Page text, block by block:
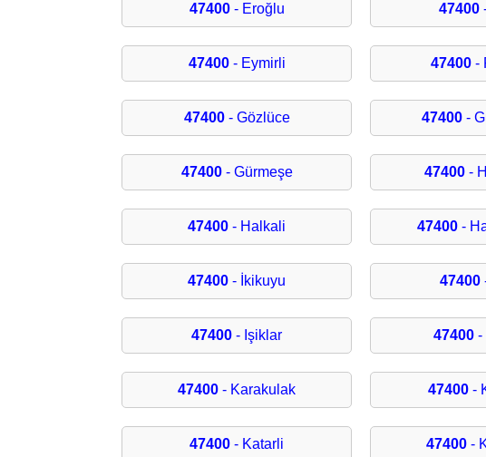
47400- Eroğlu 47400
47400- Eymirli 47400 -
47400- Gözlüce 47400-
47400- Gürmeşe 47400-
47400 - Halkali 47400 -
47400 - İkikuyu 47400
47400 - Işiklar 47400 -
47400 - Karakulak 47400 -
47400 - Katarli 47400-